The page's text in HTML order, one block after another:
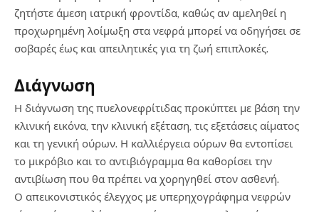
ζητήστε άμεση ιατρική φροντίδα, καθώς αν αμεληθεί η
προχωρημένη λοίμωξη στα νεφρά μπορεί να οδηγήσει σε
σοβαρές έως και απειλητικές για τη ζωή επιπλοκές.
Διάγνωση
Η διάγνωση της πυελονεφρίτιδας προκύπτει με βάση την
κλινική εικόνα, την κλινική εξέταση, τις εξετάσεις αίματος
και τη γενική ούρων. Η καλλιέργεια ούρων θα εντοπίσει
το μικρόβιο και το αντιβιόγραμμα θα καθορίσει την
αντιβίωση που θα πρέπει να χορηγηθεί στον ασθενή.
Ο απεικονιστικός έλεγχος με υπερηχογράφημα νεφρών